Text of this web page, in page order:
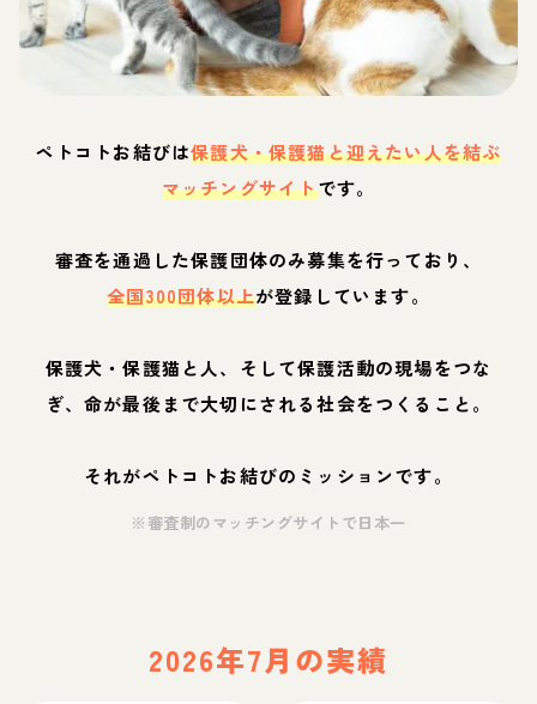
ペトコトお結びは保護犬・保護猫と迎えたい人を結ぶ
マッチングサイトです。
審査を通過した保護団体のみ募集を行っており、
全国300団体以上が登録しています。
保護犬・保護猫と人、そして保護活動の現場をつな
ぎ、命が最後まで大切にされる社会をつくること。
それがペトコトお結びのミッションです。
※審査制のマッチングサイトで日本一
2026年7月の実績